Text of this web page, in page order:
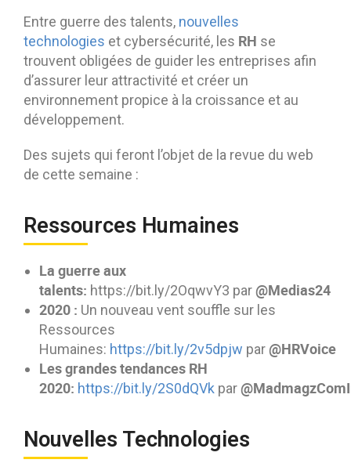
Entre guerre des talents, nouvelles
technologies et cybersécurité, les RH se
trouvent obligées de guider les entreprises afin
d’assurer leur attractivité et créer un
environnement propice à la croissance et au
développement.
Des sujets qui feront l’objet de la revue du web
de cette semaine :
Ressources Humaines
La guerre aux
talents: https://bit.ly/2OqwvY3 par@Medias24
2020 : Un nouveau vent souffle sur les
Ressources
Humaines: https://bit.ly/2v5dpjw par@HRVoice
Les grandes tendances RH
2020: https://bit.ly/2S0dQVk par
Nouvelles Technologies